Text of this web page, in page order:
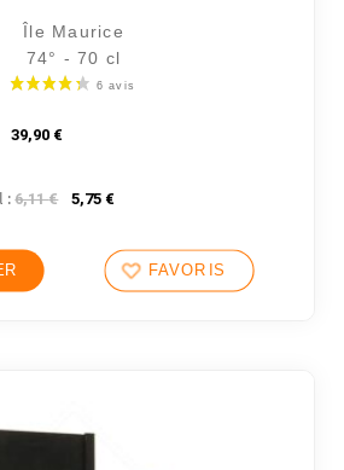
Île Maurice
74° - 70 cl
Le prix initial était : 44,90 €.
39,90 €Le prix actuel est : 39,90 €.
: 6,11€ Le prix initial était : 6,11 €.
5,75 €Le prix actuel est : 5,75 €.
FAVORIS